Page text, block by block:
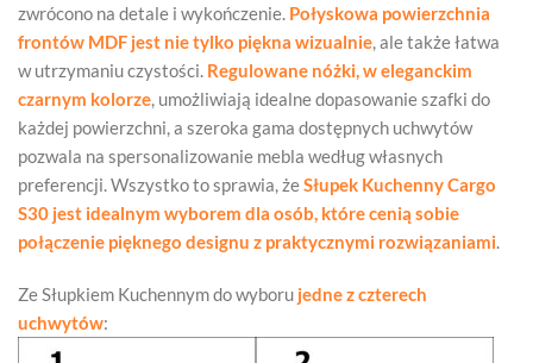
zwrócono na detale i wykończenie. Połyskowa powierzchnia
frontów MDF jest nie tylko piękna wizualnie , ale także łatwa
w utrzymaniu czystości. Regulowane nóżki, w eleganckim
czarnym kolorze , umożliwiają idealne dopasowanie szafki do
każdej powierzchni, a szeroka gama dostępnych uchwytów
pozwala na spersonalizowanie mebla według własnych
preferencji. Wszystko to sprawia, żeSłupek Kuchenny Cargo
S30 jest idealnym wyborem dla osób, które cenią sobie
połączenie pięknego designu z praktycznymi rozwiązaniami
Ze Słupkiem Kuchennym do wyboru jedne z czterech
uchwytów: